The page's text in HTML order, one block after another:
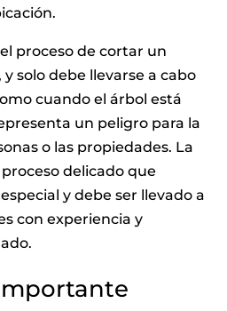
proceso de cortar un
solo debe llevarse a cabo
cuando el árbol está
un peligro para la
o las propiedades. La
delicado que
y debe ser llevado a
con experiencia y